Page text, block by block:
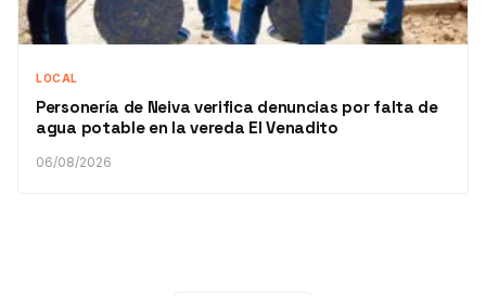
LOCAL
Personería de Neiva verifica denuncias por falta de
agua potable en la vereda El Venadito
06/08/2026